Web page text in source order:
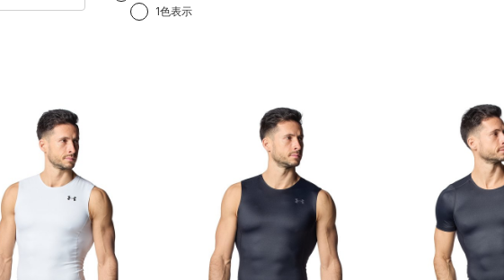
1色表示